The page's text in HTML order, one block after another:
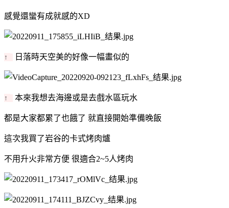
感覺還蠻有成就感的XD
↑ 日落時天空美的好像一幅畫似的
↑ 本來我想去海邊或是去戲水區玩水
都是大家都累了也餓了 就直接開始準備晚飯
這次我買了岩谷的卡式烤肉爐
不用升火非常方便 很適合2~5人烤肉